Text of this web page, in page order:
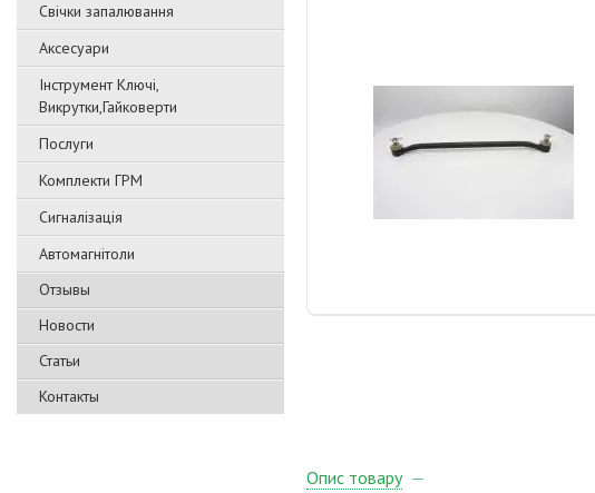
Свічки запалювання
Аксесуари
Інструмент Ключі,
Викрутки,Гайковерти
Послуги
Комплекти ГРМ
Сигналізація
Автомагнітоли
Отзывы
Новости
Статьи
Контакты
Опис товару